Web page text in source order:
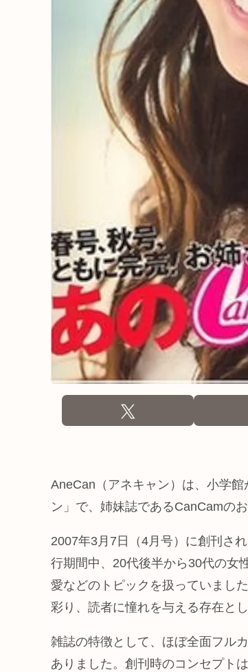
AneCan（アネキャン）は、小学
ン」で、姉妹誌であるCanCamの
2007年3月7日（4月号）に創刊さ
行期間中、20代後半から30代の女
愛などのトピックを扱っていました
彩り、読者に憧れを与える存在と
雑誌の特徴として、ほぼ全面フル
ありました。創刊時のコンセプト